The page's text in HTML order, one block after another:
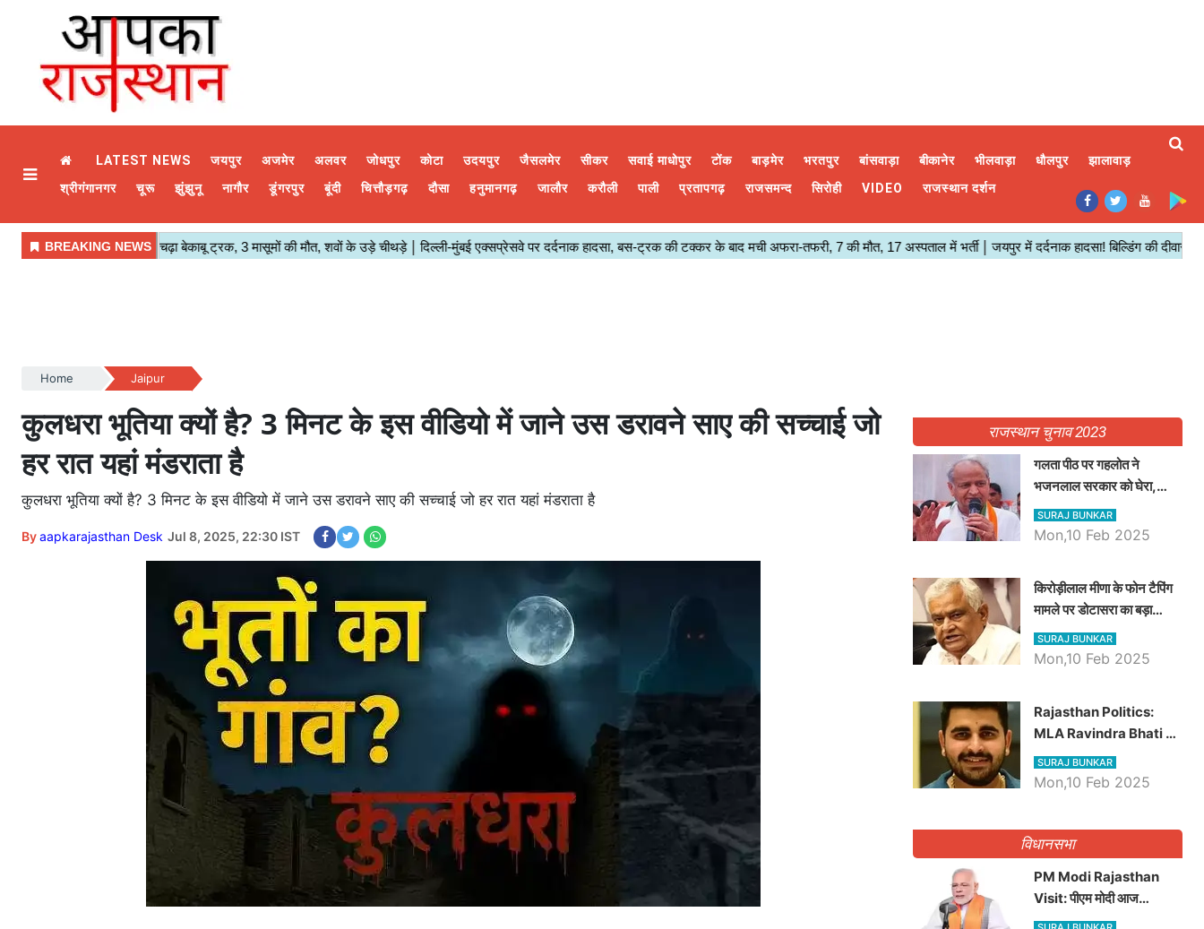
LATEST NEWS जयपुर अजमेर अलवर जोधपुर कोटा उदयपुर जैसलमेर सीकर सवाई माधोपुर टोंक बाड़मेर भरतपुर बांसवाड़ा बीकानेर भीलवाड़ा धौलपुर
झालावाड़
श्रीगंगानगर
चूरू झुंझुनू नागौर डूंगरपुर बूंदी चित्तौड़गढ़ दौसा हनुमानगढ़ जालौर करौली पाली प्रतापगढ़ राजसमन्द सिरोही VIDEO राजस्थान दर्शन
Home Jaipur
कुलधरा भूतिया क्यों है? 3 मिनट के इस वीडियो में जाने उस डरावने साए की सच्चाई जो
हर रात यहां मंडराता है
कुलधरा भूतिया क्यों है? 3 मिनट के इस वीडियो में जाने उस डरावने साए की सच्चाई जो हर रात यहां मंडराता है
Byaapkarajasthan Desk Jul 8, 2025, 22:30 IST
राजस्थान चुनाव 2023
गलता पीठ पर गहलोत ने
भजनलाल सरकार को घेरा,
Video में देखें अब तक बड़ी
खबरें
SURAJ BUNKAR
Mon,10 Feb 2025
किरोड़ीलाल मीणा के फोन टैपिंग
मामले पर डोटासरा का बड़ा
आरोप, वीडियो में देखें AZ बड़ी
खबरें
SURAJ BUNKAR
Mon,10 Feb 2025
Rajasthan Politics:
MLA Ravindra Bhati ने
प्रदेश की शिक्षा व्यवस्था पर
उठाए सवाल, Madan
SURAJ BUNKAR
Mon,10 Feb 2025
विधानसभा
PM Modi Rajasthan
Visit: पीएम मोदी आज
राजस्थान में कोटपूतली में करेंगे